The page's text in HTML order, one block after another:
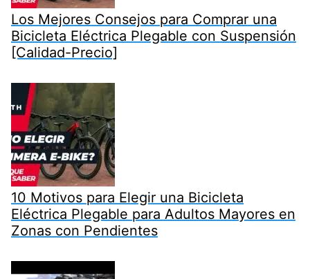
Los Mejores Consejos para Comprar una
Bicicleta Eléctrica Plegable con Suspensión
[Calidad-Precio]
10 Motivos para Elegir una Bicicleta
Eléctrica Plegable para Adultos Mayores en
Zonas con Pendientes